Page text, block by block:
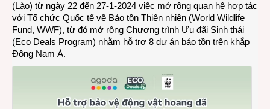
hệ
(Lào) từ ngày 22 đến 27-1-2024 việc mở rộng quan hệ hợp tác
với Tổ chức Quốc tế về Bảo tồn Thiên nhiên (World Wildlife
Fund, WWF), từ đó mở rộng Chương trình Ưu đãi Sinh thái
(Eco Deals Program) nhằm hỗ trợ 8 dự án bảo tồn trên khắp
Đông Nam Á.